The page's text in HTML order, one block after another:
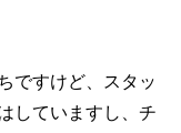
ですけど、スタッ
していますし、チ